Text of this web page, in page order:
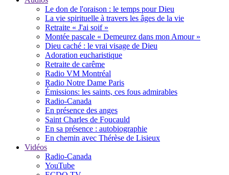
Le don de l'oraison : le temps pour Dieu
La vie spirituelle à travers les âges de la vie
Retraite « J'ai soif »
Montée pascale « Demeurez dans mon Amour »
Dieu caché : le vrai visage de Dieu
Adoration eucharistique
Retraite de carême
Radio VM Montréal
Radio Notre Dame Paris
Émissions: les saints, ces fous admirables
Radio-Canada
En présence des anges
Saint Charles de Foucauld
En sa présence : autobiographie
En chemin avec Thérèse de Lisieux
Vidéos
Radio-Canada
YouTube